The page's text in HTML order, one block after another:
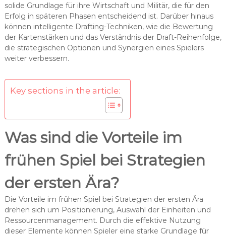
solide Grundlage für ihre Wirtschaft und Militär, die für den
Erfolg in späteren Phasen entscheidend ist. Darüber hinaus
können intelligente Drafting-Techniken, wie die Bewertung
der Kartenstärken und das Verständnis der Draft-Reihenfolge,
die strategischen Optionen und Synergien eines Spielers
weiter verbessern.
Key sections in the article:
Was sind die Vorteile im
frühen Spiel bei Strategien
der ersten Ära?
Die Vorteile im frühen Spiel bei Strategien der ersten Ära
drehen sich um Positionierung, Auswahl der Einheiten und
Ressourcenmanagement. Durch die effektive Nutzung
dieser Elemente können Spieler eine starke Grundlage für